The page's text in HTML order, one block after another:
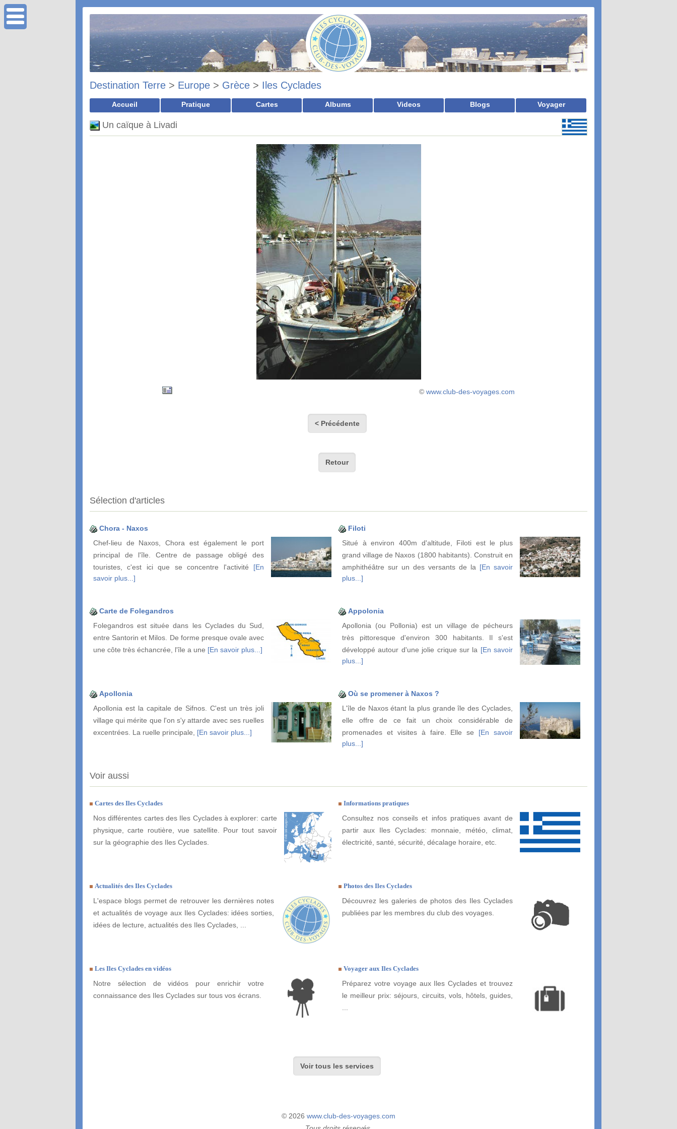
Destination Terre > Europe > Grèce > Iles Cyclades
Accueil Pratique Cartes Albums Videos Blogs Voyager
Un caïque à Livadi
© www.club-des-voyages.com
< Précédente
Retour
Sélection d'articles
Chora - Naxos
Chef-lieu de Naxos, Chora est également le port
principal de l'île. Centre de passage obligé des
touristes, c'est ici que se concentre l'activité [En
savoir plus...]
Filoti
Situé à environ 400m d'altitude, Filoti est le plus
grand village de Naxos (1800 habitants). Construit en
amphithéâtre sur un des versants de la [En savoir
plus...]
Carte de Folegandros
Folegandros est située dans les Cyclades du Sud,
entre Santorin et Milos. De forme presque ovale avec
une côte très échancrée, l'île a une [En savoir plus...]
Appolonia
Apollonia (ou Pollonia) est un village de pécheurs
très pittoresque d'environ 300 habitants. Il s'est
développé autour d'une jolie crique sur la [En savoir
plus...]
Apollonia
Apollonia est la capitale de Sifnos. C'est un très joli
village qui mérite que l'on s'y attarde avec ses ruelles
excentrées. La ruelle principale, [En savoir plus...]
Où se promener à Naxos ?
L'île de Naxos étant la plus grande île des Cyclades,
elle offre de ce fait un choix considérable de
promenades et visites à faire. Elle se [En savoir
plus...]
Voir aussi
Cartes des Iles Cyclades
Nos différentes cartes des Iles Cyclades à explorer: carte
physique, carte routière, vue satellite. Pour tout savoir
sur la géographie des Iles Cyclades.
Informations pratiques
Consultez nos conseils et infos pratiques avant de
partir aux Iles Cyclades: monnaie, météo, climat,
électricité, santé, sécurité, décalage horaire, etc.
Actualités des Iles Cyclades
L'espace blogs permet de retrouver les dernières notes
et actualités de voyage aux Iles Cyclades: idées sorties,
idées de lecture, actualités des Iles Cyclades, ...
Photos des Iles Cyclades
Découvrez les galeries de photos des Iles Cyclades
publiées par les membres du club des voyages.
Les Iles Cyclades en vidéos
Notre sélection de vidéos pour enrichir votre
connaissance des Iles Cyclades sur tous vos écrans.
Voyager aux Iles Cyclades
Préparez votre voyage aux Iles Cyclades et trouvez
le meilleur prix: séjours, circuits, vols, hôtels, guides,
Voir tous les services
© 2026 www.club-des-voyages.com